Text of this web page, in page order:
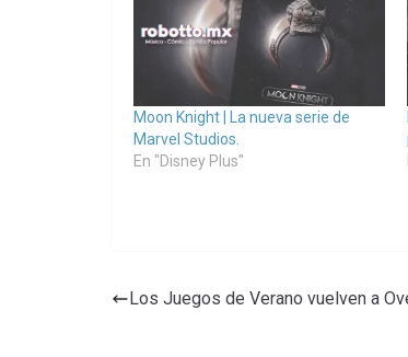
Moon Knight | La nueva serie de
Marvel Studios.
En "Disney Plus"
Los Juegos de Verano vuelven a